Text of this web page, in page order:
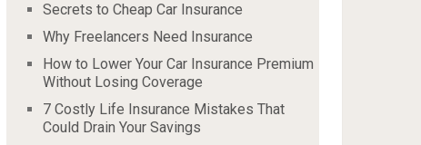
Secrets to Cheap Car Insurance
Why Freelancers Need Insurance
How to Lower Your Car Insurance Premium
Without Losing Coverage
7 Costly Life Insurance Mistakes That
Could Drain Your Savings